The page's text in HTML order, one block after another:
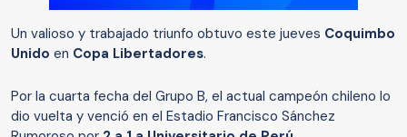
Un valioso y trabajado triunfo obtuvo este jueves Coquimbo
Unido en Copa Libertadores.
Por la cuarta fecha del Grupo B, el actual campeón chileno lo
dio vuelta y venció en el Estadio Francisco Sánchez